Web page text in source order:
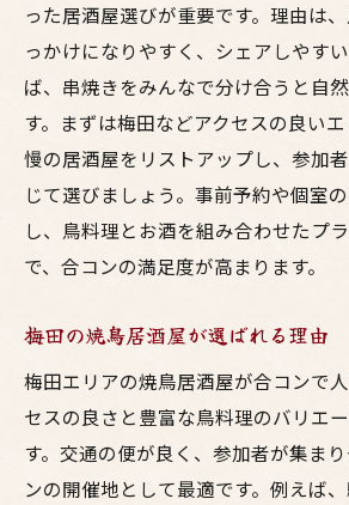
った居酒屋選びが重要です。理由は
っかけになりやすく、シェアしやす
ば、串焼きをみんなで分け合うと自
す。まずは梅田などアクセスの良い
慢の居酒屋をリストアップし、参加
じて選びましょう。事前予約や個室
し、鳥料理とお酒を組み合わせたプ
で、合コンの満足度が高まります。
梅田の焼鳥居酒屋が選ばれる理由
梅田エリアの焼鳥居酒屋が合コンで
セスの良さと豊富な鳥料理のバリエ
す。交通の便が良く、参加者が集ま
ンの開催地として最適です。例えば